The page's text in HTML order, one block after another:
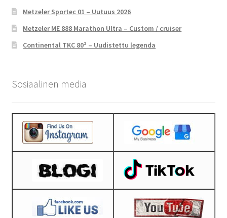
Metzeler Sportec 01 – Uutuus 2026
Metzeler ME 888 Marathon Ultra – Custom / cruiser
Continental TKC 80² – Uudistettu legenda
Sosiaalinen media